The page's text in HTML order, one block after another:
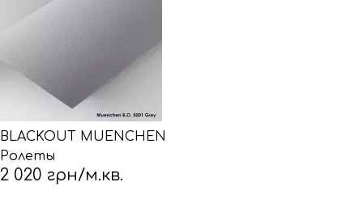
BLACKOUT MUENCHEN
Ролеты
2 020 грн/м.кв.